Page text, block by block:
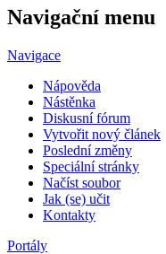
Navigační menu
Navigace
Nápověda
Nástěnka
Diskusní fórum
Vytvořit nový článek
Poslední změny
Speciální stránky
Načíst soubor
Jak (se) učit
Kontakty
Portály